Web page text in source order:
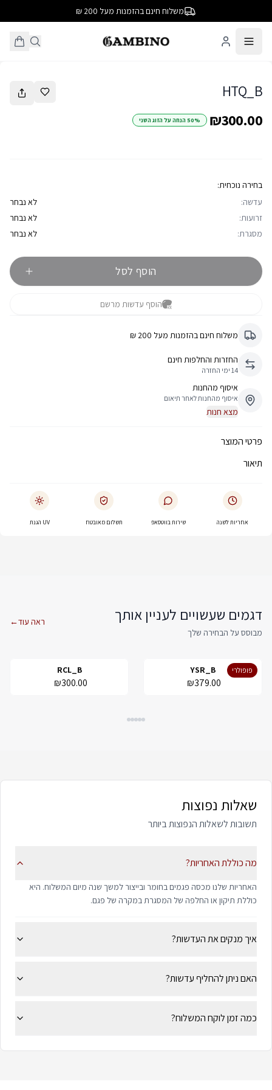
משלוח חינם בהזמנות מעל 200 ₪
/2
HTQ_B
₪300.00
50% הנחה על הזוג השני
בחירה נוכחית:
עדשה:
לא נבחר
זרועות:
לא נבחר
מסגרת:
לא נבחר
הוסף לסל
הוסף עדשות מרשם
משלוח חינם בהזמנות מעל 200 ₪
החזרות והחלפות חינם
14 ימי החזרה
איסוף מהחנות
איסוף מהחנות לאחר תיאום
מצא חנות
פרטי המוצר
תיאור
אחריות לשנה שירות בווטסאפ תשלום מאובטח UV הגנת
דגמים שעשויים לעניין אותך
מבוסס על הבחירה שלך
ראה עוד←
פופולרי YSR_B
₪379.00
RCL_B
₪300.00
שאלות נפוצות
תשובות לשאלות הנפוצות ביותר
מה כוללת האחריות?
האחריות שלנו מכסה פגמים בחומר ובייצור למשך שנה מיום המשלוח. היא
כוללת תיקון או החלפה של המסגרת במקרה של פגם.
איך מנקים את העדשות?
האם ניתן להחליף עדשות?
כמה זמן לוקח המשלוח?